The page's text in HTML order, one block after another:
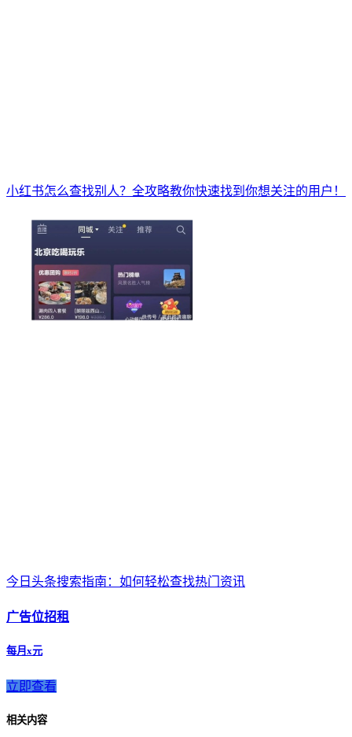
小红书怎么查找别人？全攻略教你快速找到你想关注的用户！
今日头条搜索指南：如何轻松查找热门资讯
广告位招租
每月x元
立即查看
相关内容